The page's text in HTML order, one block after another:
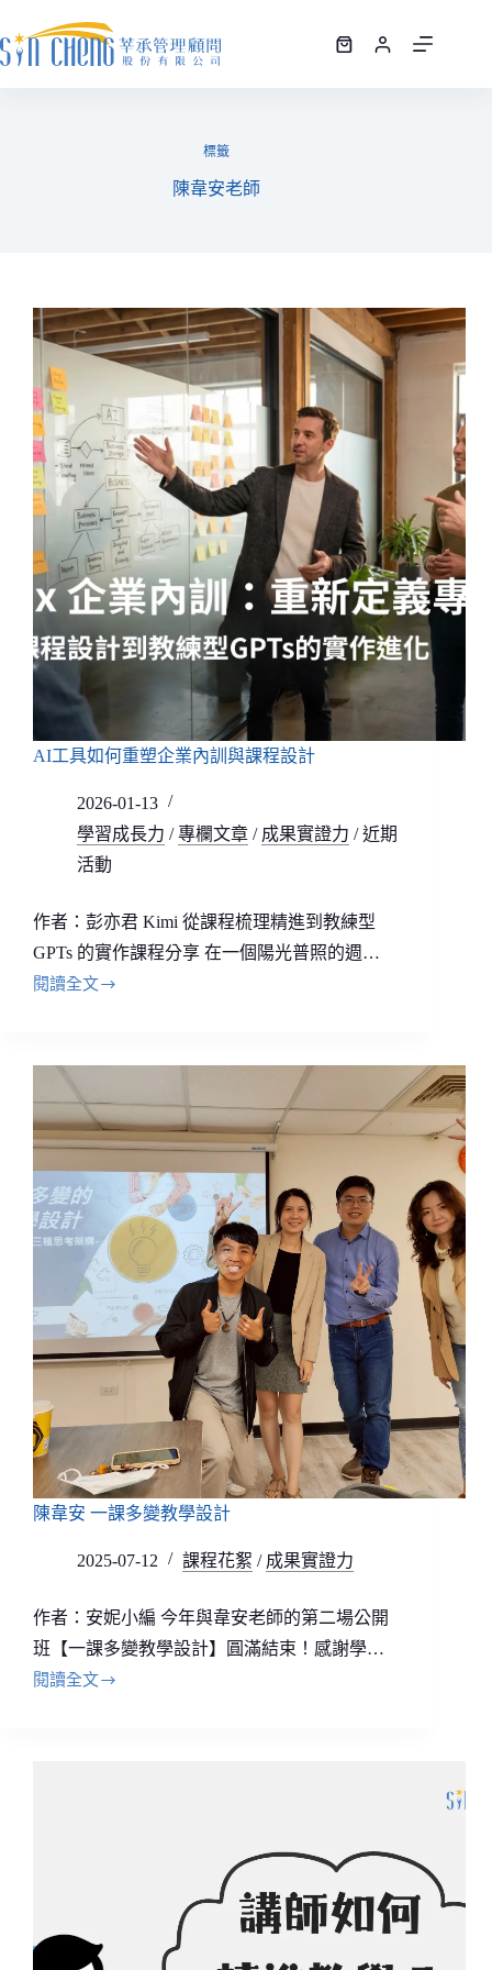
標籤
陳韋安老師
AI工具如何重塑企業內訓與課程設計
2026-01-13
學習成長力 /專欄文章 / 成果實證力 /近期
活動
作者：彭亦君 Kimi 從課程梳理精進到教練型
GPTs 的實作課程分享 在一個陽光普照的週…
閱讀全文
陳韋安 一課多變教學設計
2025-07-12 課程花絮 / 成果實證力
作者：安妮小編 今年與韋安老師的第二場公開
班【一課多變教學設計】圓滿結束！感謝學…
閱讀全文